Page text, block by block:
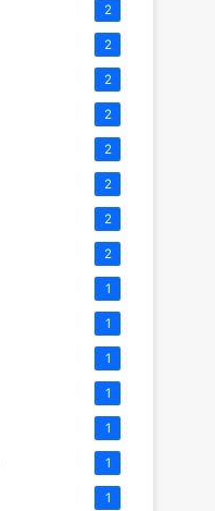
2
2
2
2
2
2
2
2
1
1
1
1
1
1
1